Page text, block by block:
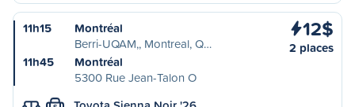
11h15
Montréal
Berri-UQAM,, Montreal, Q…
11h45
Montréal
5300 Rue Jean-Talon O
12$
2 places